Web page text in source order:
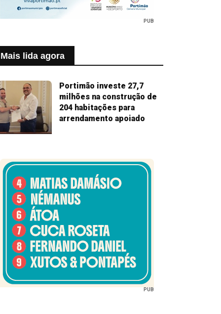
PUB
Mais lida agora
Portimão investe 27,7
milhões na construção de
204 habitações para
arrendamento apoiado
PUB